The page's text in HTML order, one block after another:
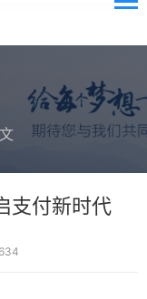
支付新时代